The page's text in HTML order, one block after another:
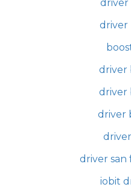
driver
driver
driver
driver
driver
driver san
iobit